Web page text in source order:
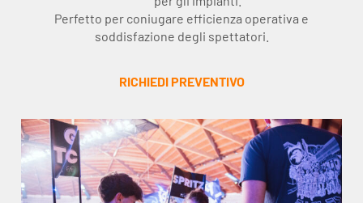
Perfetto per coniugare efficienza operativa e
soddisfazione degli spettatori.
RICHIEDI PREVENTIVO